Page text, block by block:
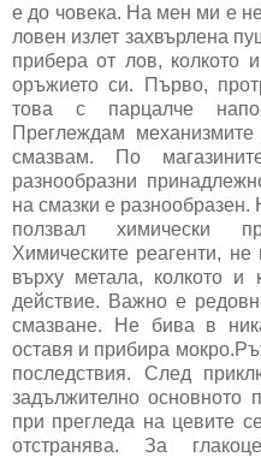
е до човека. На мен ми е
ловен излет захвърлена
прибера от лов, колкото
оръжието си. Първо,
това с парцалче
Преглеждам
смазвам. По
разнообразни
на смазки е
ползвал химически
Химическите реагенти,
върху метала, колкото и
действие. Важно е
смазване. Не бива в
оставя и прибира
последствия. След
задължително основното
при прегледа на цевите
отстранява. За